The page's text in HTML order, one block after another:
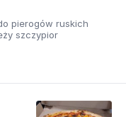
pierogów ruskich
na to świeży szczypior